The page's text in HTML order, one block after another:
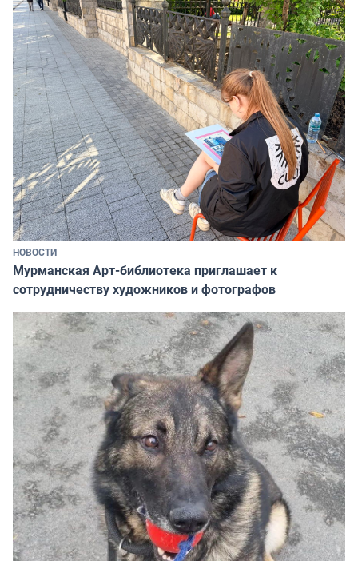
НОВОСТИ
Мурманская Арт-библиотека приглашает к
сотрудничеству художников и фотографов